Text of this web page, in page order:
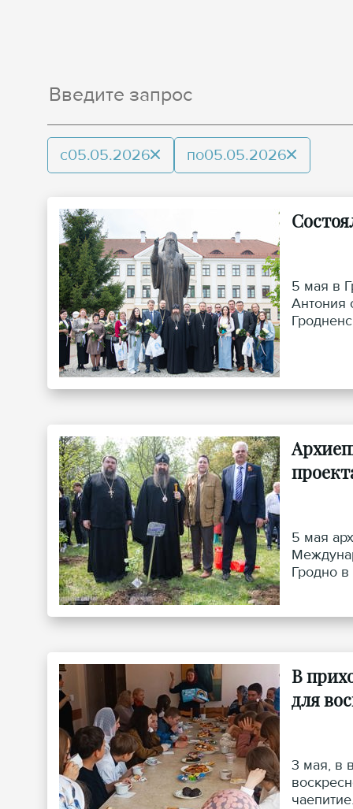
с05.05.2026 по05.05.2026
5 мая в
Антония
5 мая
Гродно
В
для
3 мая, в